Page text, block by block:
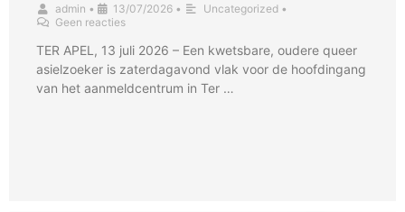
admin • 13/07/2026 • Uncategorized •
Geen reacties
TER APEL, 13 juli 2026 – Een kwetsbare, oudere queer
asielzoeker is zaterdagavond vlak voor de hoofdingang
van het aanmeldcentrum in Ter …